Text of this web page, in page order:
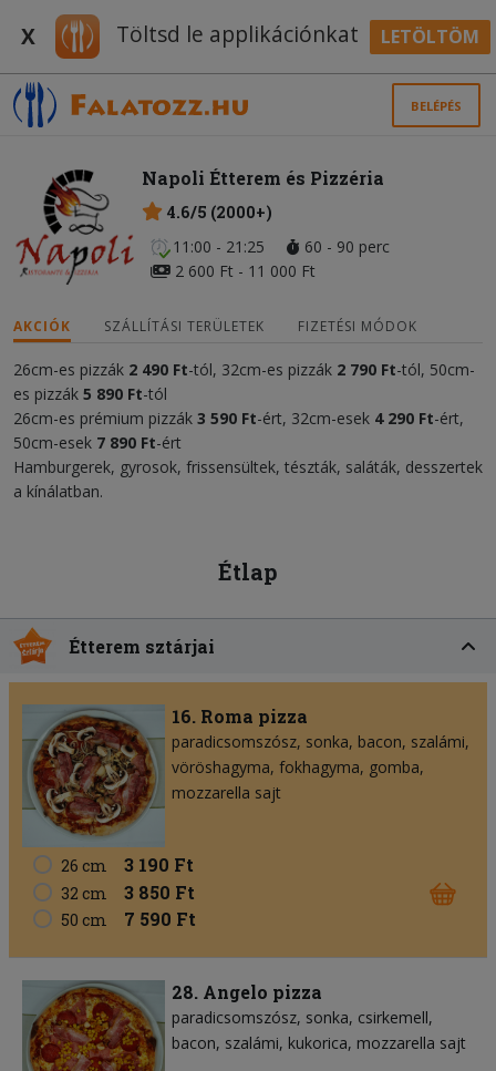
X Töltsd le applikációnkat LETÖLTÖM
BELÉPÉS
Napoli Étterem és Pizzéria
4.6/5 (2000+)
11:00 - 21:25
60 - 90 perc
2 600 Ft - 11 000 Ft
AKCIÓK SZÁLLÍTÁSI TERÜLETEK FIZETÉSI MÓDOK
26cm-es pizzák 2 490 Ft-tól, 32cm-es pizzák 2 790 Ft-tól, 50cm-
es pizzák 5 890 Ft-tól
26cm-es prémium pizzák 3 590 Ft-ért, 32cm-esek 4 290 Ft-ért,
50cm-esek 7 890 Ft-ért
Hamburgerek, gyrosok, frissensültek, tészták, saláták, desszertek
a kínálatban.
Étlap
Étterem sztárjai
16. Roma pizza
paradicsomszósz sonka bacon szalámi
vöröshagyma fokhagyma gomba
mozzarella sajt
26 cm 3 190 Ft
32 cm 3 850 Ft
50 cm 7 590 Ft
28. Angelo pizza
paradicsomszósz sonka csirkemell
bacon szalámi kukorica mozzarella sajt